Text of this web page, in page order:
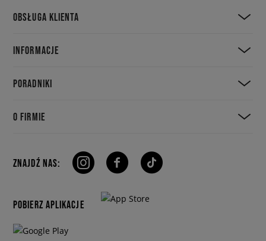
OBSŁUGA KLIENTA
INFORMACJE
PORADNIKI
O FIRMIE
ZNAJDŹ NAS:
POBIERZ APLIKACJE